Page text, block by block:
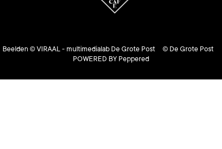
Beelden © VIRAAL - multimedialab De Grote Post © De Grote Post
POWERED BY Peppered